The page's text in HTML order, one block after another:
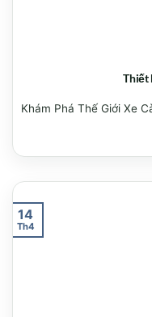
Thiết
Khám Phá Thế Giới Xe
14
Th4